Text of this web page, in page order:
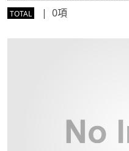
TOTAL | 0項